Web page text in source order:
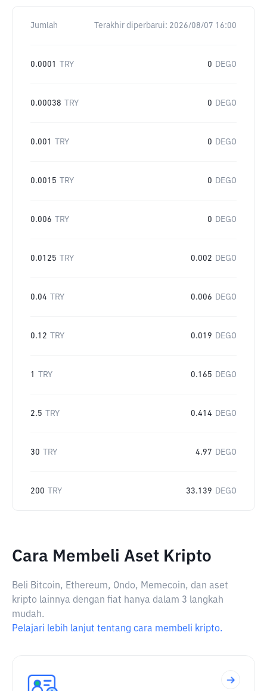
Jumlah Terakhir diperbarui: 2026/08/07 16:00
0.0001 TRY 0 DEGO
0.00038 TRY 0 DEGO
0.001 TRY 0 DEGO
0.0015 TRY 0 DEGO
0.006 TRY 0 DEGO
0.0125 TRY 0.002 DEGO
0.04 TRY 0.006 DEGO
0.12 TRY 0.019 DEGO
1 TRY 0.165 DEGO
2.5 TRY 0.414 DEGO
30 TRY 4.97 DEGO
200 TRY 33.139 DEGO
Cara Membeli Aset Kripto
Beli Bitcoin, Ethereum, Ondo, Memecoin, dan aset
kripto lainnya dengan fiat hanya dalam 3 langkah
mudah.
Pelajari lebih lanjut tentang cara membeli kripto.